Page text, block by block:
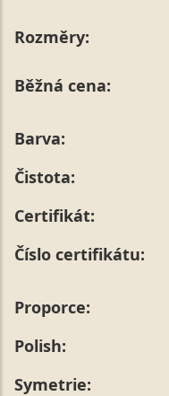
Rozměry:
Běžná cena:
Barva:
Čistota:
Certifikát:
Číslo certifikátu:
Proporce:
Polish:
Symetrie: